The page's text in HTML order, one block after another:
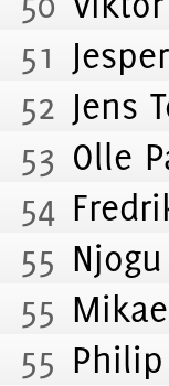
51
52 Jens
53 Olle
54
55
55
55